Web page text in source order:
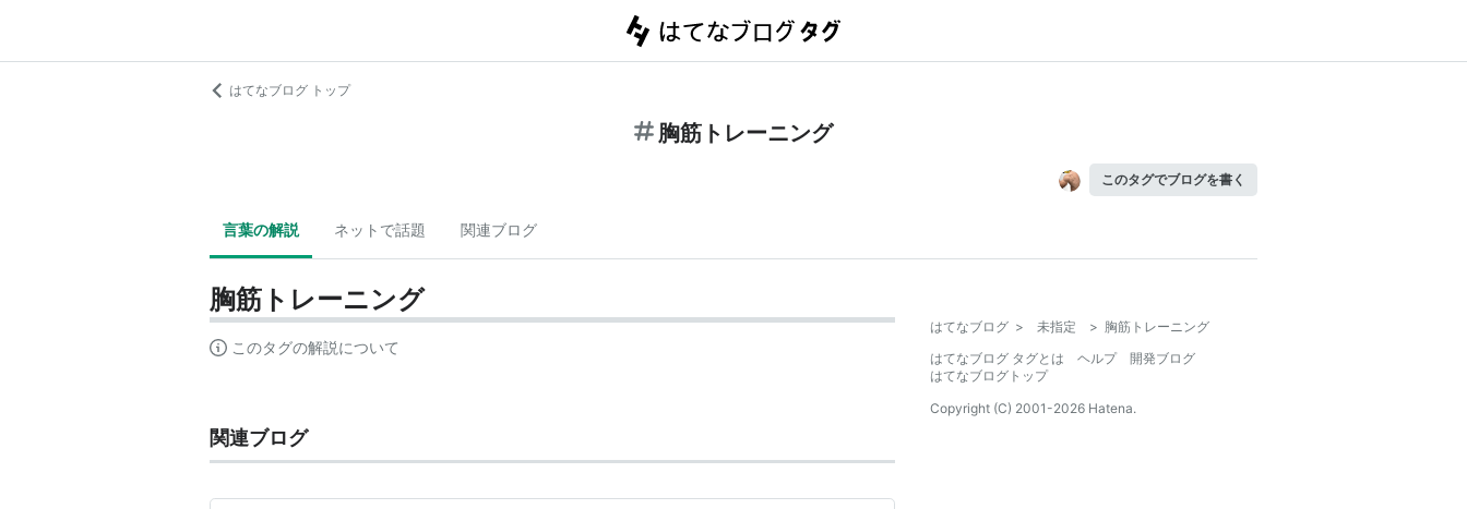
はてなブログ トップ
胸筋トレーニング
このタグでブログを書く
言葉の解説 ネットで話題 関連ブログ
胸筋トレーニング
このタグの解説について
関連ブログ
はてなブログ > 未指定 > 胸筋トレーニング
はてなブログ タグとは
ヘルプ
開発ブログ
はてなブログトップ
Copyright (C) 2001-2026 Hatena.